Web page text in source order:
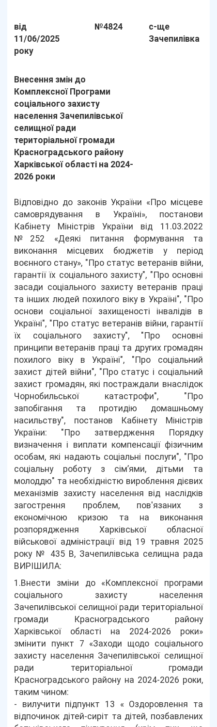
від
11/06/2025
року
№4824
с-ще
Зачепилівка
Внесення змін до
Комплексної Програми
соціального захисту
населення Зачепилівської
селищної ради
територіальної громади
Красноградського району
Харківської області на 2024-
2026 роки
Відповідно до законів України «Про місцеве
самоврядування в Україні», постанови
Кабінету Міністрів України від 11.03.2022
№252 «Деякі питання формування та
виконання місцевих бюджетів у період
воєнного стану», "Про статус ветеранів війни,
гарантії їх соціального захисту", "Про основні
засади соціального захисту ветеранів праці
та інших людей похилого віку в Україні", "Про
основи соціальної захищеності інвалідів в
Україні", "Про статус ветеранів війни, гарантії
їх соціального захисту", "Про основні
принципи ветеранів праці та других громадян
похилого віку в Україні", "Про соціальний
захист дітей війни", "Про статус і соціальний
захист громадян, які постраждали внаслідок
Чорнобильської катастрофи", "Про
запобігання та протидію домашньому
насильству", постанов Кабінету Міністрів
України: "Про затвердження Порядку
визначення і виплати компенсації фізичним
особам, які надають соціальні послуги", "Про
соціальну роботу з сім’ями, дітьми та
молоддю" та необхідністю вироблення дієвих
механізмів захисту населення від наслідків
загострення проблем, пов'язаних з
економічною кризою та на виконання
розпорядження Харківської обласної
військової адміністрації від 19 травня 2025
року № 435 В, Зачепилівська селищна рада
ВИРІШИЛА:
1.Внести зміни до «Комплексної програми
соціального захисту населення
Зачепилівської селищної ради територіальної
громади Красноградського району
Харківської області на 2024-2026 роки»
змінити пункт 7 «Заходи щодо соціального
захисту населення Зачепилівської селищної
ради територіальної громади
Красноградського району на 2024-2026 роки,
таким чином:
- вилучити підпункт 13 « Оздоровлення та
відпочинок дітей-сиріт та дітей, позбавлених